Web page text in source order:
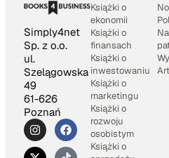
Simply4net
Sp. z o.o.
ul.
Szelągowska
49
61-626
Poznań
Książki o
ekonomii
Książki o
finansach
Książki o
inwestowaniu
Książki o
marketingu
Książki o
rozwoju
osobistym
Książki o